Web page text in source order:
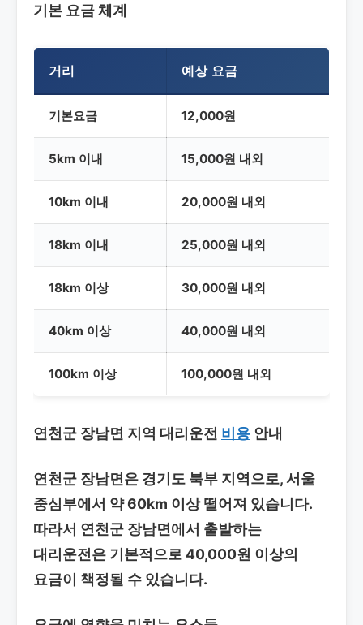
기본 요금 체계
거리 예상 요금
기본요금 12,000원
5km 이내 15,000원 내외
10km 이내 20,000원 내외
18km 이내 25,000원 내외
18km 이상 30,000원 내외
40km 이상 40,000원 내외
100km 이상 100,000원 내외
연천군 장남면 지역 대리운전 비용 안내
연천군 장남면은 경기도 북부 지역으로, 서울
중심부에서 약 60km 이상 떨어져 있습니다.
따라서 연천군 장남면에서 출발하는
대리운전은 기본적으로 40,000원 이상의
요금이 책정될 수 있습니다.